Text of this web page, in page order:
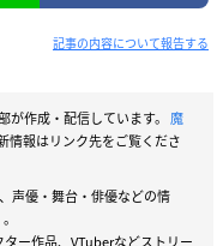
記事の内容について報告する
が作成・配信しています。 魔
情報はリンク先をご覧くださ
声優・舞台・俳優などの情
ー作品、VTuberなどストリー